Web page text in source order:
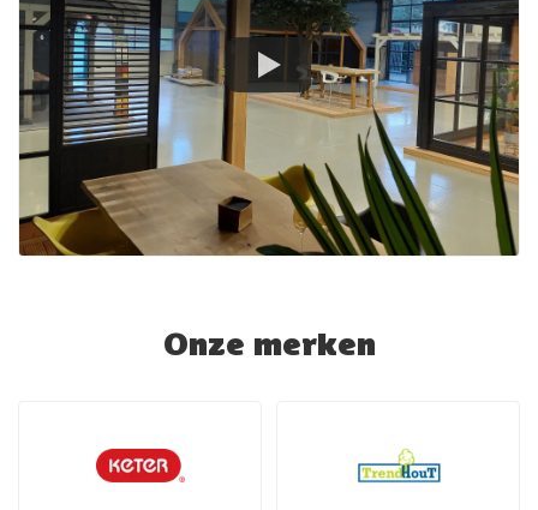
Onze merken